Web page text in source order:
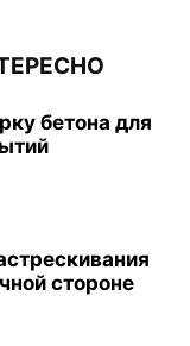
бетона для
стороне